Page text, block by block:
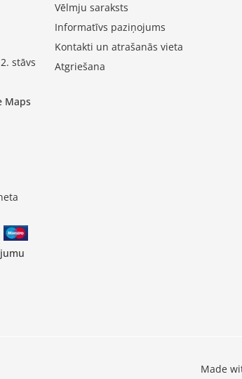
stāvs
Maps
Vēlmju saraksts
Informatīvs paziņojums
Kontakti un atrašanās vieta
Atgriešana
Made